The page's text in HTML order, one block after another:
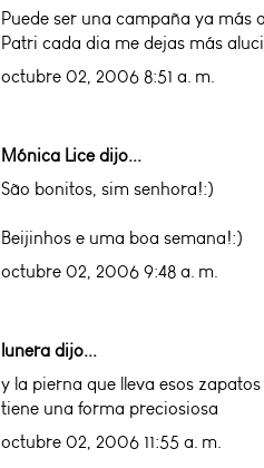
Puede ser una campaña ya más
Patri cada dia me dejas más
octubre 02, 2006 8:51 a. m.
Mónica Licedijo...
São bonitos, sim senhora!:)
Beijinhos e uma boa semana!:)
octubre 02, 2006 9:48 a. m.
lunera dijo...
y la pierna que lleva esos
tiene una forma preciosiosa
octubre 02, 2006 11:55 a. m.